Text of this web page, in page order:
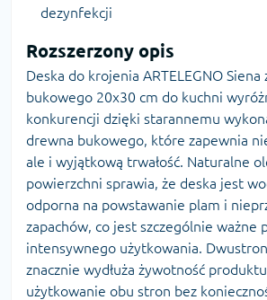
dezynfekcji
Rozszerzony opis
Deska do krojenia ARTELEGNO Siena
bukowego 20x30 cm do kuchni
konkurencji dzięki starannemu
drewna bukowego, które zapewnia
ale i wyjątkową trwałość. Naturalne
powierzchni sprawia, że deska jest
odporna na powstawanie plam i
zapachów, co jest szczególnie ważne
intensywnego użytkowania.
znacznie wydłuża żywotność
użytkowanie obu stron bez